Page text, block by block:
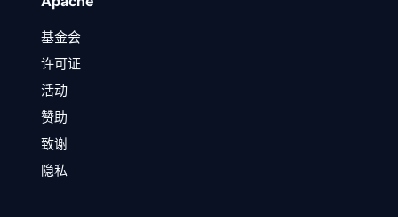
基金会
许可证
活动
赞助
致谢
隐私